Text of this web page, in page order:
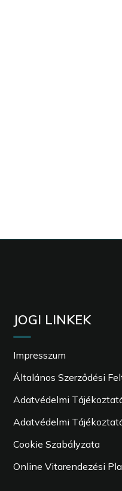
JOGI LINKEK
Impresszum
Általános Szerződési
Adatvédelmi
Adatvédelmi
Cookie Szabályzata
Online Vitarendezési